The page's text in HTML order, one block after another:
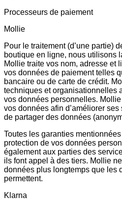
Processeurs de paiement
Mollie
Pour le traitement (d’une partie)
boutique en ligne, nous utilisons
Mollie traite vos nom, adresse et
vos données de paiement telles
bancaire ou de carte de crédit.
techniques et organisationnelles
vos données personnelles.
vos données afin d’améliorer
de partager des données
Toutes les garanties
protection de vos données
également aux parties des
ils font appel à des tiers. Mollie
données plus longtemps que les
permettent.
Klarna